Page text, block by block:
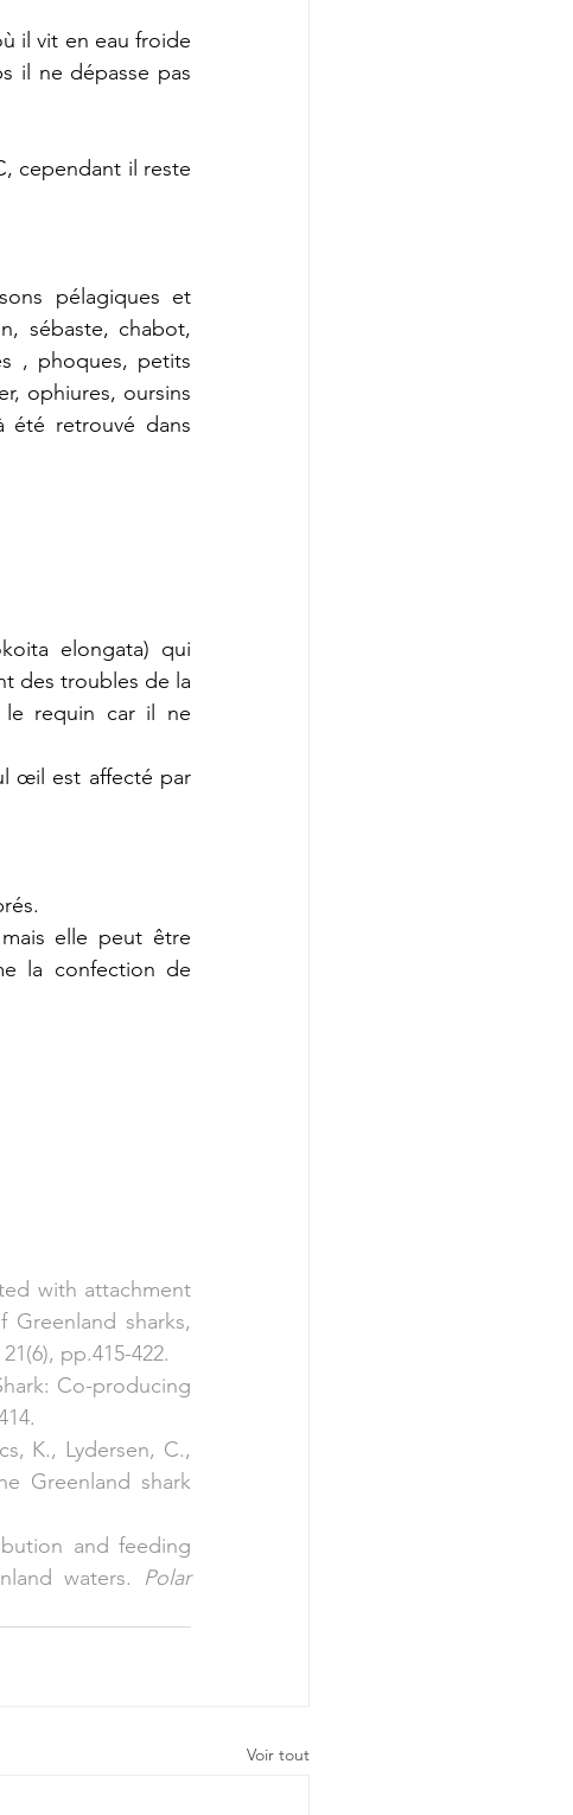
il vit en eau froide
il ne dépasse pas
cependant il reste
pélagiques et
sébaste, chabot,
, phoques, petits
ophiures, oursins
été retrouvé dans
elongata) qui
des troubles de la
le requin car il ne
œil est affecté par
elle peut être
la confection de
with attachment
sharks,
21(6), pp.415-422.
Co-producing
K., Lydersen, C.,
Greenland shark
and feeding
waters. Polar
Voir tout